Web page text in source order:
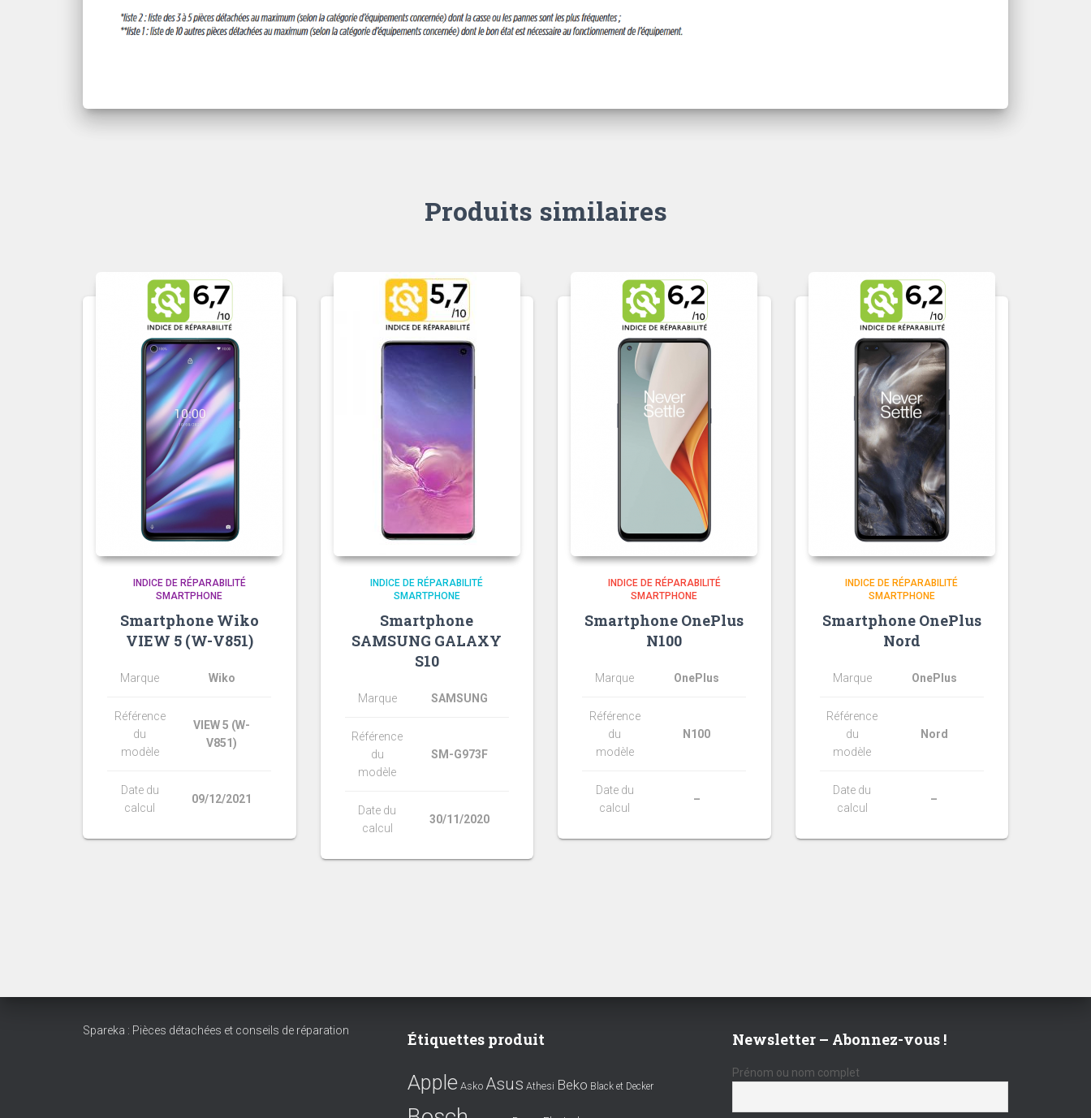
Produits similaires
INDICE DE RÉPARABILITÉ
SMARTPHONE
Smartphone Wiko
VIEW 5 (W-V851)
Marque Wiko
Référence
du
modèle
VIEW 5 (W-
V851)
Date du
calcul
09/12/2021
INDICE DE RÉPARABILITÉ
SMARTPHONE
Smartphone
SAMSUNG GALAXY
S10
Marque SAMSUNG
Référence
du
modèle
SM-G973F
Date du
calcul
30/11/2020
INDICE DE RÉPARABILITÉ
SMARTPHONE
Smartphone OnePlus
N100
Marque OnePlus
Référence
du
modèle
N100
Date du
calcul
–
INDICE DE RÉPARABILITÉ
SMARTPHONE
Smartphone OnePlus
Nord
Marque OnePlus
Référence
du
modèle
Nord
Date du
calcul
–
Spareka : Pièces détachées et conseils de réparation Étiquettes produit
Apple Asko Asus Athesi Beko Black et Decker
Newsletter – Abonnez-vous !
Prénom ou nom complet